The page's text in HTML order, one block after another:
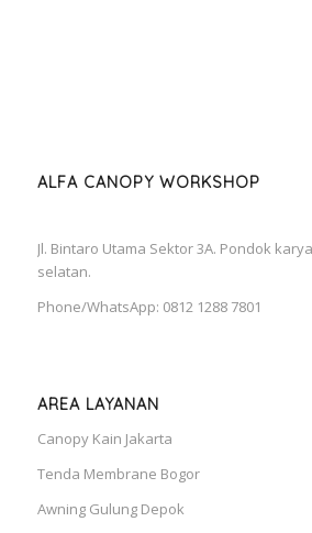
ALFA CANOPY WORKSHOP
Jl. Bintaro Utama Sektor 3A. Pondok
selatan.
Phone/WhatsApp: 0812 1288 7801
AREA LAYANAN
Canopy Kain Jakarta
Tenda Membrane Bogor
Awning Gulung Depok